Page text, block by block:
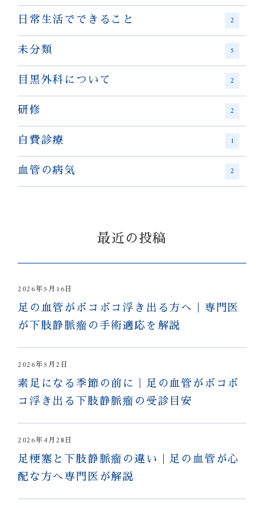
日常生活でできること 2
未分類 5
目黒外科について 2
研修 2
自費診療 1
血管の病気 2
最近の投稿
2026年5月16日
足の血管がボコボコ浮き出る方へ｜専門医
が下肢静脈瘤の手術適応を解説
2026年5月2日
素足になる季節の前に｜足の血管がボコボ
コ浮き出る下肢静脈瘤の受診目安
2026年4月28日
足梗塞と下肢静脈瘤の違い｜足の血管が心
配な方へ専門医が解説